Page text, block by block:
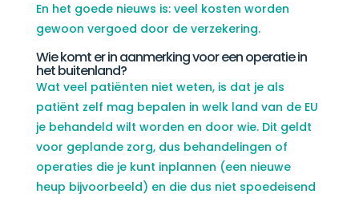
En het goede nieuws is: veel kosten worden
gewoon vergoed door de verzekering.
Wie komt er in aanmerking voor een operatie in
het buitenland?
Wat veel patiënten niet weten, is dat je als
patiënt zelf mag bepalen in welk land van de EU
je behandeld wilt worden en door wie. Dit geldt
voor geplande zorg, dus behandelingen of
operaties die je kunt inplannen (een nieuwe
heup bijvoorbeeld) en die dus niet spoedeisend